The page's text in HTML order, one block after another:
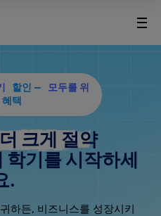
할인 —
모두를 위
혜택
크게 절약
학기를 시작하세
.
하든, 비즈니스를 성장시키